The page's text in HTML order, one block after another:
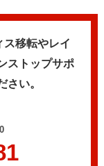
ス移転やレイ
ストップサポ
さい。